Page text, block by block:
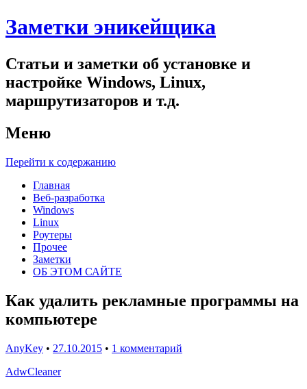
Заметки эникейщика
Статьи и заметки об установке и
настройке Windows, Linux,
маршрутизаторов и т.д.
Меню
Перейти к содержанию
Главная
Веб-разработка
Windows
Linux
Роутеры
Прочее
Заметки
ОБ ЭТОМ САЙТЕ
Как удалить рекламные программы на
компьютере
AnyKey • 27.10.2015 • 1 комментарий
AdwCleaner